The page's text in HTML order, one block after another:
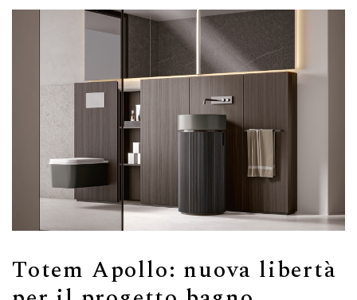
Totem Apollo: nuova libertà
Artemide
Minerva
Bath-Living